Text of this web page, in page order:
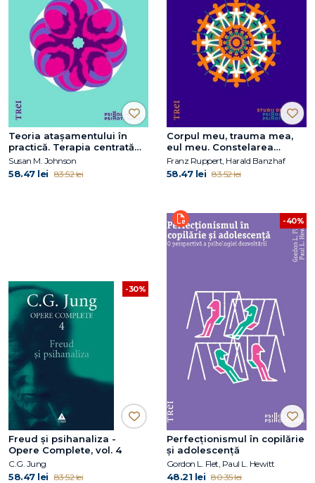
Teoria atașamentului în
practică. Terapia centrată
pe emoții (EFT) aplicată la
indivizi, cupluri și familii
Susan M. Johnson
58.47 lei 83.52 lei
Corpul meu, trauma mea,
eul meu. Constelarea
intenției - eliberarea de
biografia traumatică
Franz Ruppert, Harald Banzhaf
58.47 lei 83.52 lei
-30%
Freud şi psihanaliza -
Opere Complete, vol. 4
C.G. Jung
58.47 lei 83.52 lei
-40%
Perfecționismul în copilărie
și adolescență
Gordon L. Flet, Paul L. Hewitt
48.21 lei 80.35 lei